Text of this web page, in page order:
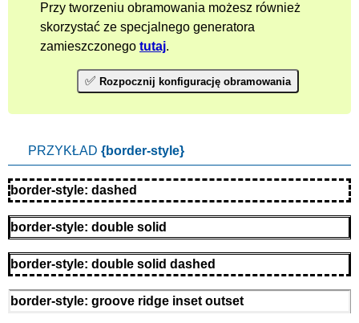
Przy tworzeniu obramowania możesz również
skorzystać ze specjalnego generatora
zamieszczonego tutaj.
✅ Rozpocznij konfigurację obramowania
PRZYKŁAD {border-style}
border-style: dashed
border-style: double solid
border-style: double solid dashed
border-style: groove ridge inset outset